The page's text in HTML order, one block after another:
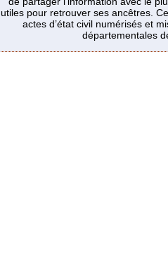
utiles pour retrouver ses ancêtres.
actes d’état civil numérisés et
départementales